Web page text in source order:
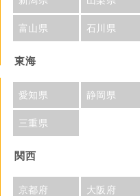
富山県 石川県
東海
愛知県 静岡県
三重県
関西
京都府 大阪府